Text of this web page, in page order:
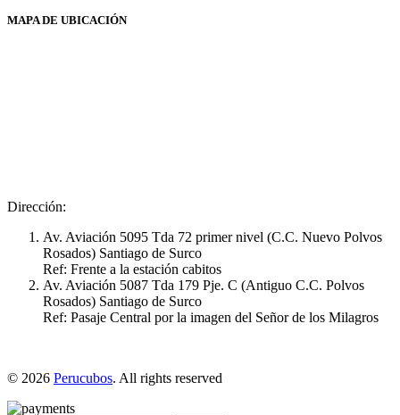
MAPA DE UBICACIÓN
Dirección:
Av. Aviación 5095 Tda 72 primer nivel (C.C. Nuevo Polvos
Rosados) Santiago de Surco
Ref: Frente a la estación cabitos
Av. Aviación 5087 Tda 179 Pje. C (Antiguo C.C. Polvos
Rosados) Santiago de Surco
Ref: Pasaje Central por la imagen del Señor de los Milagros
© 2026 Perucubos. All rights reserved